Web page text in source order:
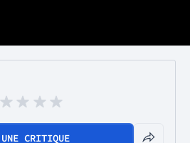
CRITIQUE